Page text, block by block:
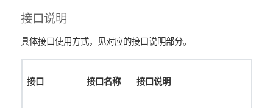
接口说明
具体接口使用方式，见对应的接口说明部分。
接口 接口名称 接口说明